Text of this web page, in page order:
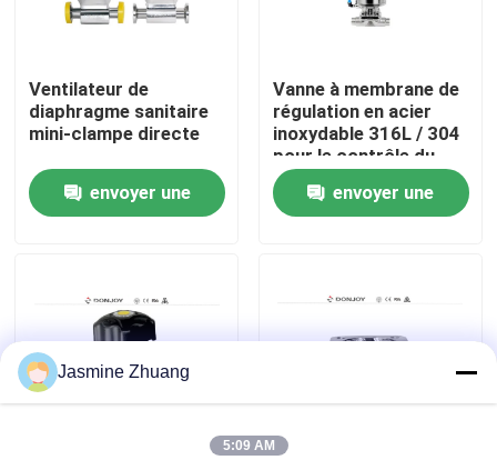
Visite de l'usine
Contrôle de la qualité
Nouvelles
Demandez un devis
Soupape à diaphragme sanitaire
Ventilateur de
diaphragme sanitaire
mini-clampe directe
envoyer une
Vanne à membrane de
régulation en acier
inoxydable 316L / 304
pour le contrôle du
débit
envoyer une
Jasmine Zhuang
5:09 AM